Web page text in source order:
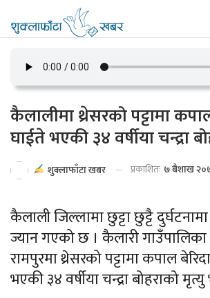
कैलालीमा थ्रेसरको पट्टामा
घाईते भएकी ३४ वर्षीया चन्द्रा
शुक्लाफाँटा खबर प्रकाशितः ७ बैशाख
कैलाली जिल्लामा छुट्टा छुट्टै
ज्यान गएको छ । कैलारी गाउँपालिका
रामपुरमा थ्रेसरको पट्टामा कपाल
भएकी ३४ वर्षीया चन्द्रा बोहराको